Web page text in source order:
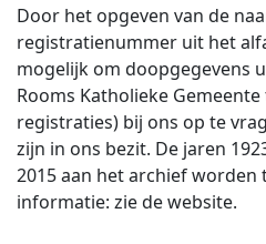
Door het opgeven van de
registratienummer uit het
mogelijk om doopgegevens
Rooms Katholieke
registraties) bij ons op te
zijn in ons bezit. De jaren
2015 aan het archief
informatie: zie de website.